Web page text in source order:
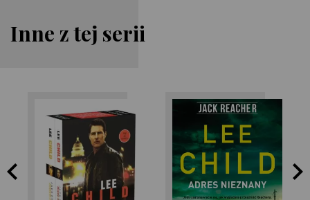
Inne z tej serii
Lee Child
Lee Child